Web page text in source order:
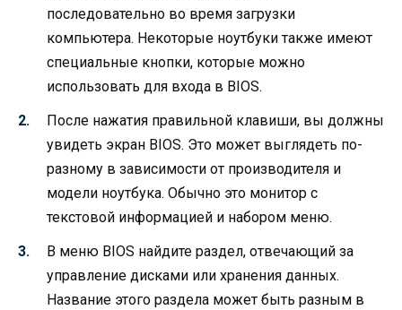
последовательно во время загрузки
компьютера. Некоторые ноутбуки также имеют
специальные кнопки, которые можно
использовать для входа в BIOS.
После нажатия правильной клавиши, вы должны
увидеть экран BIOS. Это может выглядеть по-
разному в зависимости от производителя и
модели ноутбука. Обычно это монитор с
текстовой информацией и набором меню.
В меню BIOS найдите раздел, отвечающий за
управление дисками или хранения данных.
Название этого раздела может быть разным в